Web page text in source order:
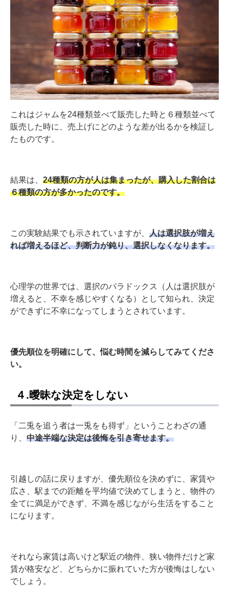
これはジャムを24種類並べて販売した時と６種類並べて
販売した時に、売上げにどのような差が出るかを検証し
たものです。
結果は、 24種類の方が人は集まったが、購入した割合は
６種類の方が多かったのです。
この実験結果でも示されていますが、 人は選択肢が増え
れば増えるほど、判断力が鈍り、選択しなくなります。
心理学の世界では、選択のパラドックス（人は選択肢が
増えると、不幸を感じやすくなる）として知られ、決定
ができずに不幸になってしまうとされています。
優先順位を明確にして、悩む時間を減らしてみてくださ
い。
４.曖昧な決定をしない
「二兎を追う者は一兎をも得ず」ということわざの通
り、 中途半端な決定は後悔を引き寄せます。
引越しの話に戻りますが、優先順位を決めずに、家賃や
広さ、駅までの距離を平均値で決めてしまうと、物件の
全てに満足ができず、不満を感じながら生活をすること
になります。
それなら家賃は高いけど駅近の物件、狭い物件だけど家
賃が格安など、どちらかに振れていた方が後悔はしない
でしょう。